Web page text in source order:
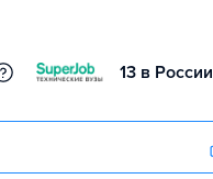
13 в России